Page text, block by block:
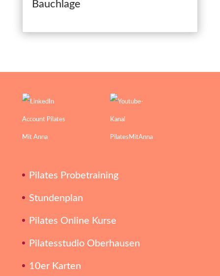
Bauchlage
Pilates Probetraining
Stundenplan
Pilates Online Kurse
Pilatesstudio Oberhausen
10er Karten